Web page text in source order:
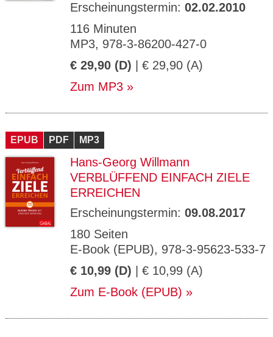
Erscheinungstermin: 02.02.2010
116 Minuten
MP3, 978-3-86200-427-0
€ 29,90 (D) | € 29,90 (A)
Zum MP3
EPUB PDF MP3
Hans-Georg Willmann
VERBLÜFFEND EINFACH ZIELE
ERREICHEN
Erscheinungstermin: 09.08.2017
180 Seiten
E-Book (EPUB), 978-3-95623-533-7
€ 10,99 (D) | € 10,99 (A)
Zum E-Book (EPUB)